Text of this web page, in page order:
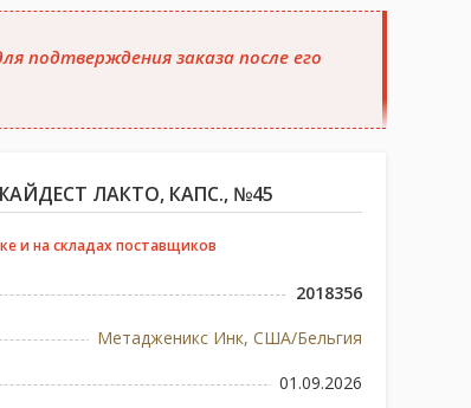
подтверждения заказа после его
ЛАКТО, КАПС., №45
и на складах поставщиков
2018356
Метадженикс Инк, США/Бельгия
01.09.2026